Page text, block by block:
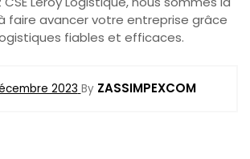
faire avancer votre entreprise grâce
fiables et efficaces.
2023 By ZASSIMPEXCOM